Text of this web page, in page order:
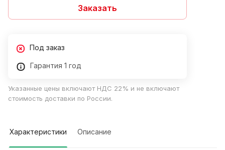
Заказать
Под заказ
Гарантия 1 год
Указанные цены включают НДС 22% и не включают
стоимость доставки по России.
Характеристики Описание